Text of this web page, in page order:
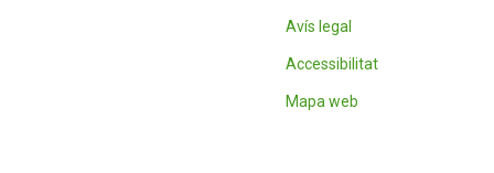
Avís legal
Accessibilitat
Mapa web